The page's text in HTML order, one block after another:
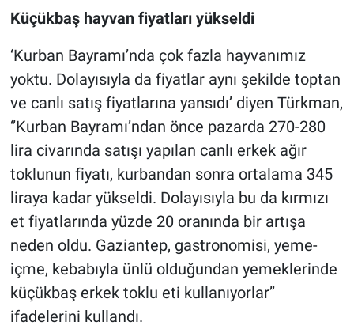
Küçükbaş hayvan fiyatları yükseldi
‘Kurban Bayramı’nda çok fazla hayvanımız
yoktu. Dolayısıyla da fiyatlar aynı şekilde toptan
ve canlı satış fiyatlarına yansıdı’ diyen Türkman,
‘’Kurban Bayramı’ndan önce pazarda 270-280
lira civarında satışı yapılan canlı erkek ağır
toklunun fiyatı, kurbandan sonra ortalama 345
liraya kadar yükseldi. Dolayısıyla bu da kırmızı
et fiyatlarında yüzde 20 oranında bir artışa
neden oldu. Gaziantep, gastronomisi, yeme-
içme, kebabıyla ünlü olduğundan yemeklerinde
küçükbaş erkek toklu eti kullanıyorlar’’
ifadelerini kullandı.